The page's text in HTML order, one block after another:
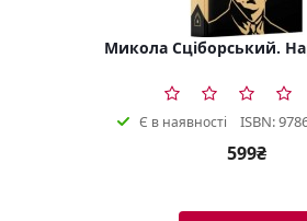
Микола Сціборський.
Є в наявності ISBN:
599₴